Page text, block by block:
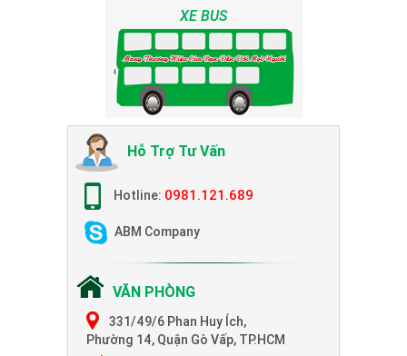
XE BUS
Hỗ Trợ Tư Vấn
Hotline: 0981.121.689
ABM Company
VĂN PHÒNG
331/49/6 Phan Huy Ích,
Phường 14, Quận Gò Vấp, TP.HCM